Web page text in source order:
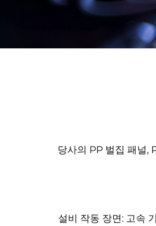
당사의 PP 벌집 패널,
설비 작동 장면: 고속